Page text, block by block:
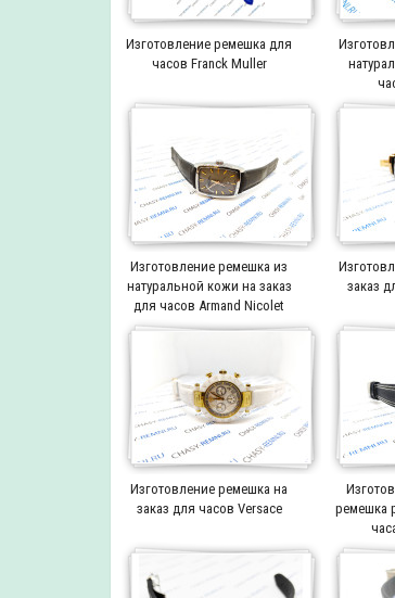
Изготовление ремешка для
часов Franck Muller
Изготовление ремешка из
натуральной кожи на заказ
для часов Armand Nicolet
заказ
Изготовление ремешка на
заказ для часов Versace
ремешка